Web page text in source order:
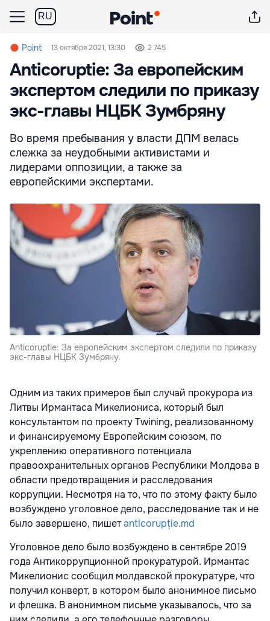
RU
Point 13 октября 2021, 13:30 2 745
Anticoruptie: За европейским
экспертом следили по приказу
экс-главы НЦБК Зумбряну
Во время пребывания у власти ДПМ велась
слежка за неудобными активистами и
лидерами оппозиции, а также за
европейскими экспертами.
Anticoruptie: За европейским экспертом следили по приказу
экс-главы НЦБК Зумбряну.
Одним из таких примеров был случай прокурора из
Литвы Ирмантаса Микелиониса, который был
консультантом по проекту Twining, реализованному
и финансируемому Европейским союзом, по
укреплению оперативного потенциала
правоохранительных органов Республики Молдова в
области предотвращения и расследования
коррупции. Несмотря на то, что по этому факту было
возбуждено уголовное дело, расследование так и не
было завершено, пишетanticorupție.md
Уголовное дело было возбуждено в сентябре 2019
года Антикоррупционной прокуратурой. Ирмантас
Микелионис сообщил молдавской прокуратуре, что
получил конверт, в котором было анонимное письмо
и флешка. В анонимном письме указывалось, что за